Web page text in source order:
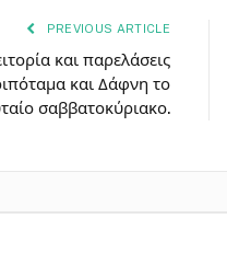
PREVIOUS ARTICLE
και παρελάσεις
και Δάφνη το
σαββατοκύριακο.